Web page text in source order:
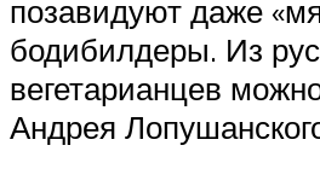
позавидуют даже
бодибилдеры. Из
вегетарианцев
Андрея